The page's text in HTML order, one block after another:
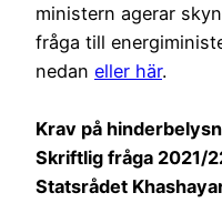
ministern agerar
fråga till
nedan eller här.
Krav på
Skriftlig fråga 2021/
Statsrådet